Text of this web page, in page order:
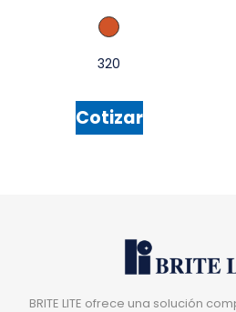
320
Cotizar
BRITE LITE ofrece una solución